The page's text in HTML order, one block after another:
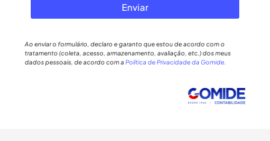
Enviar
Ao enviar o formulário, declaro e garanto que estou de acordo com o
tratamento (coleta, acesso, armazenamento, avaliação, etc.) dos meus
dados pessoais, de acordo com a Política de Privacidade da Gomide.